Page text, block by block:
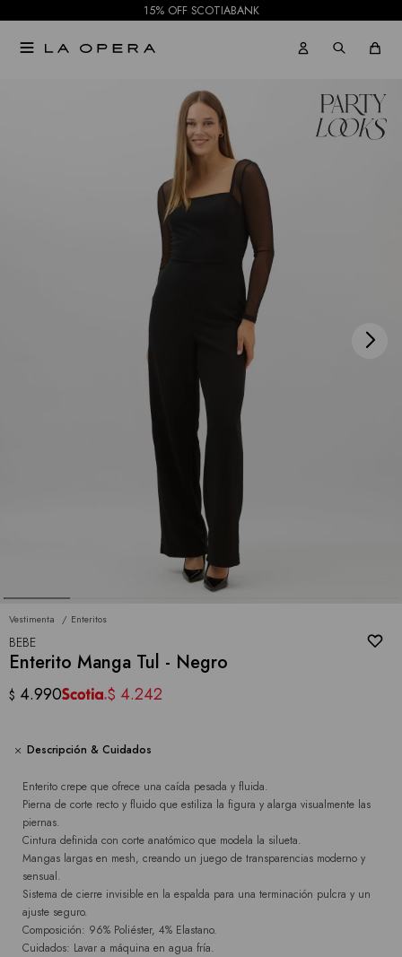
15% OFF SCOTIABANK

Vestimenta Enteritos
BEBE
Enterito Manga Tul - Negro
$ 4.990 $ 4.242
Descripción & Cuidados
Enterito crepe que ofrece una caída pesada y fluida.
Pierna de corte recto y fluido que estiliza la figura y alarga visualmente las
piernas.
Cintura definida con corte anatómico que modela la silueta.
Mangas largas en mesh, creando un juego de transparencias moderno y
sensual.
Sistema de cierre invisible en la espalda para una terminación pulcra y un
ajuste seguro.
Composición: 96% Poliéster, 4% Elastano.
Cuidados: Lavar a máquina en agua fría.
NOTIFICARME